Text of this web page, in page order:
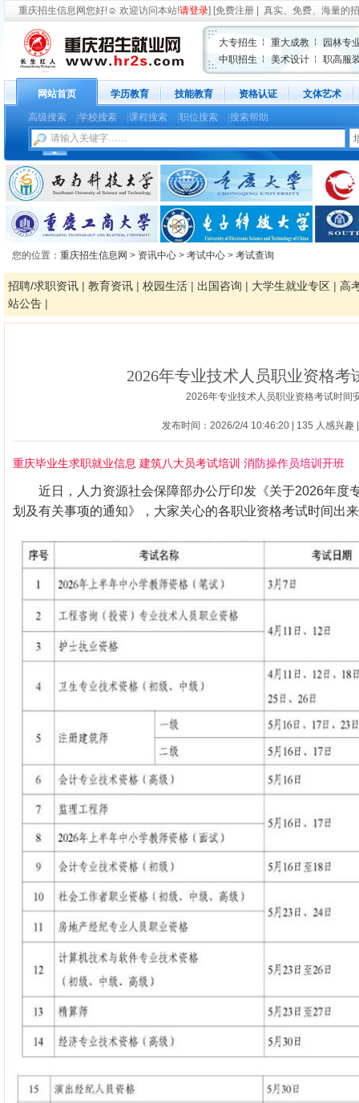
重庆招生信息网您好!☺ 欢迎访问本站!请登录] [免费注册 | 真实、免费、海量的
大专招生 重大成教
园林专
中职招生
美术设计 职高服
网站首页 学历教育 技能教育 资格认证 文体艺术
高级搜索 学校搜索 课程搜索 职位搜索 搜索帮助
您的位置： 重庆招生信息网 > 资讯中心 > 考试中心 > 考试查询
招聘/求职资讯 | 教育资讯 | 校园生活 | 出国咨询 | 大学生就业专区 | 高
站公告 |
2026年专业技术人员职业资格考
2026年专业技术人员职业资格考试时间
发布时间：2026/2/4 10:46:20 | 135 人感兴趣
重庆毕业生求职就业信息 建筑八大员考试培训 消防操作员培训开班
近日，人力资源社会保障部办公厅印发《关于2026年度
划及有关事项的通知》，大家关心的各职业资格考试时间出